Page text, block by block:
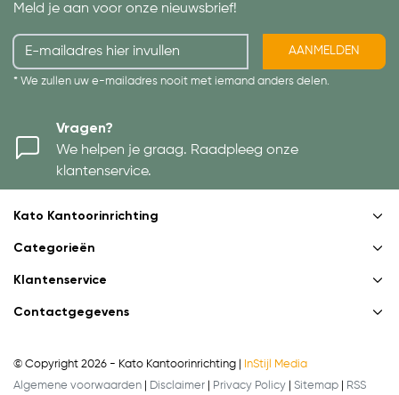
Meld je aan voor onze nieuwsbrief!
AANMELDEN
* We zullen uw e-mailadres nooit met iemand anders delen.
Vragen?
We helpen je graag. Raadpleeg onze
klantenservice.
Kato Kantoorinrichting
Categorieën
Klantenservice
Contactgegevens
© Copyright 2026 - Kato Kantoorinrichting |
InStijl Media
Algemene voorwaarden
Disclaimer Privacy Policy Sitemap RSS